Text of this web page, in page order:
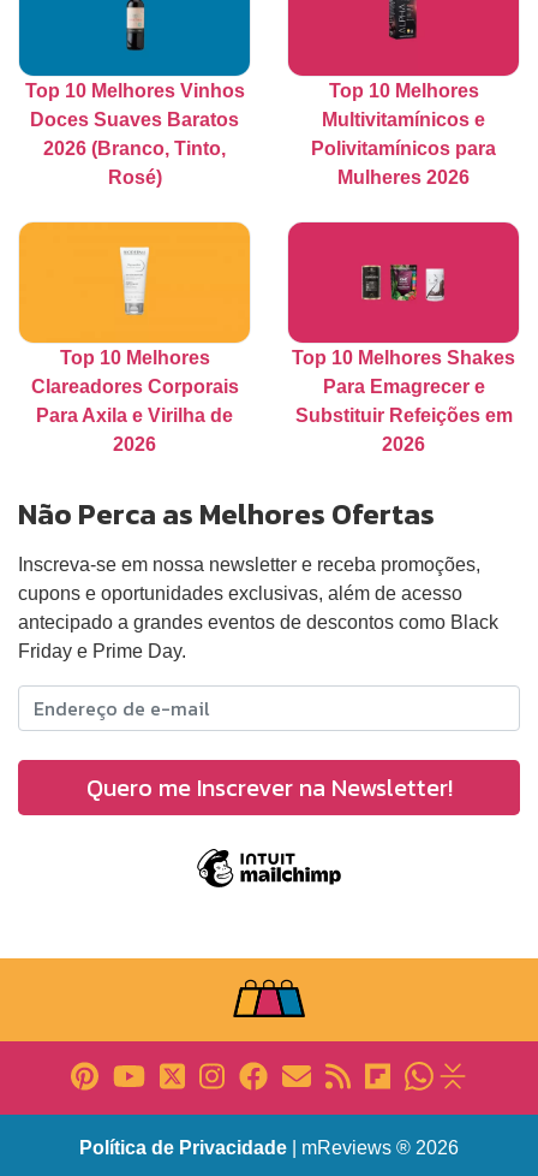
Top 10 Melhores Vinhos
Doces Suaves Baratos
2026 (Branco, Tinto,
Rosé)
Top 10 Melhores
Multivitamínicos e
Polivitamínicos para
Mulheres 2026
Top 10 Melhores
Clareadores Corporais
Para Axila e Virilha de
2026
Top 10 Melhores Shakes
Para Emagrecer e
Substituir Refeições em
2026
Não Perca as Melhores Ofertas
Inscreva-se em nossa newsletter e receba promoções,
cupons e oportunidades exclusivas, além de acesso
antecipado a grandes eventos de descontos como Black
Friday e Prime Day.
Política de Privacidade | mReviews ® 2026